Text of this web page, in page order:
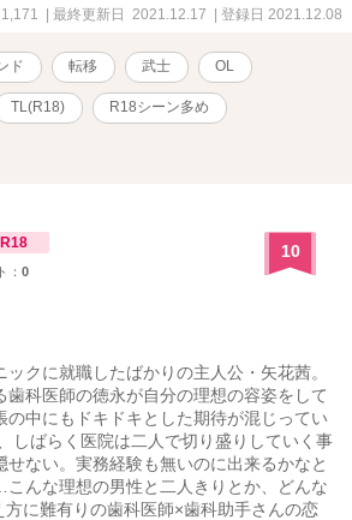
| 最終更新日 2021.12.17 | 登録日 2021.12.08
ド 転移 武士 OL
TL(R18) R18シーン多め
R18
： 0
10
クに就職したばかりの主人公・矢花茜。
歯科医師の徳永が自分の理想の容姿をして
の中にもドキドキとした期待が混じってい
ばらく医院は二人で切り盛りしていく事
せない。実務経験も無いのに出来るかなと
んな理想の男性と二人きりとか、どんな
に難有りの歯科医師×歯科助手さんの恋